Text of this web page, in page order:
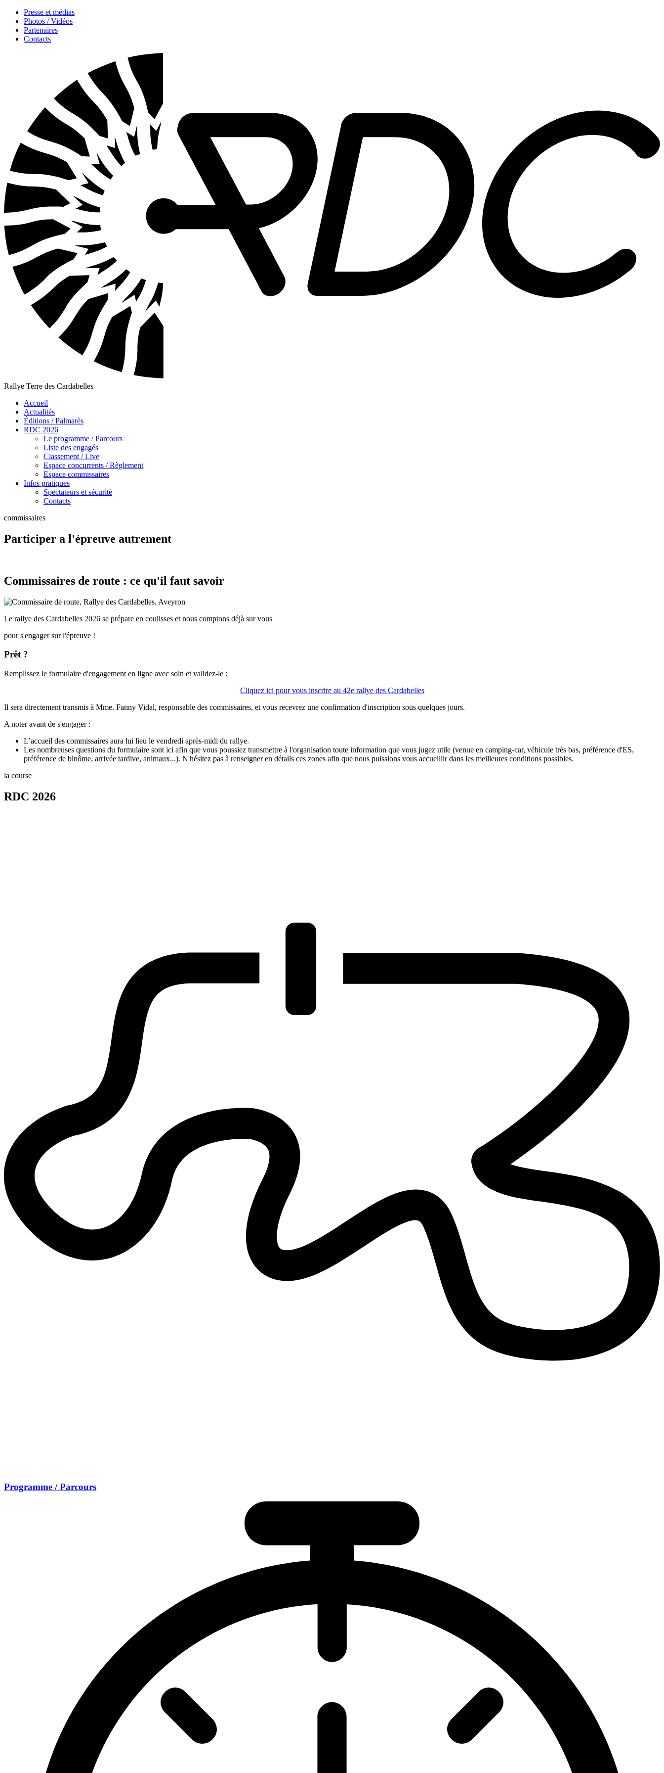
Presse et médias
Photos / Vidéos
Partenaires
Contacts
Rallye Terre des Cardabelles
Accueil
Actualités
Éditions / Palmarès
RDC 2026
Le programme / Parcours
Liste des engagés
Classement / Live
Espace concurrents / Règlement
Espace commissaires
Infos pratiques
Spectateurs et sécurité
Contacts
commissaires
Participer a l'épreuve autrement
Commissaires de route : ce qu'il faut savoir
Le rallye des Cardabelles 2026 se prépare en coulisses et nous comptons déjà sur vous
pour s'engager sur l'épreuve !
Prêt ?
Remplissez le formulaire d'engagement en ligne avec soin et validez-le :
Cliquez ici pour vous inscrire au 42e rallye des Cardabelles
Il sera directement transmis à Mme. Fanny Vidal, responsable des commissaires, et vous recevrez une confirmation d'inscription sous quelques jours.
A noter avant de s'engager :
L’accueil des commissaires aura lui lieu le vendredi après-midi du rallye.
Les nombreuses questions du formulaire sont ici afin que vous poussiez transmettre à l'organisation toute information que vous jugez utile (venue en camping-car, véhicule très bas, préférence d'ES,
préférence de binôme, arrivée tardive, animaux...). N'hésitez pas à renseigner en détails ces zones afin que nous puissions vous accueillir dans les meilleures conditions possibles.
la course
RDC 2026
Programme / Parcours